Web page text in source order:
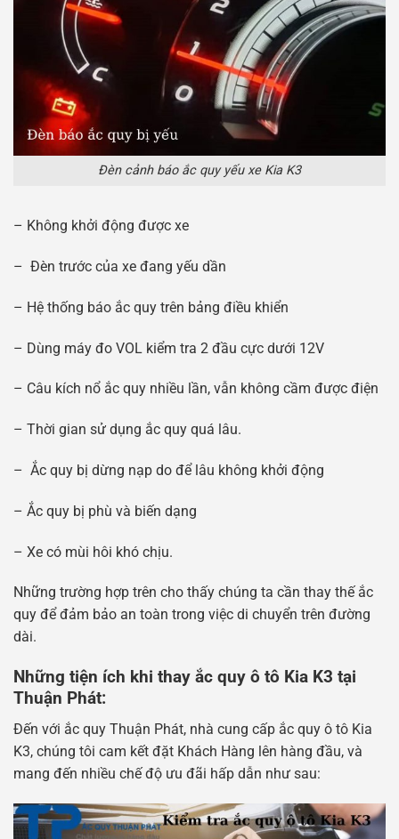
Đèn cảnh báo ắc quy yếu xe Kia K3
– Không khởi động được xe
– Đèn trước của xe đang yếu dần
– Hệ thống báo ắc quy trên bảng điều khiển
– Dùng máy đo VOL kiểm tra 2 đầu cực dưới 12V
– Câu kích nổ ắc quy nhiều lần, vẫn không cầm được điện
– Thời gian sử dụng ắc quy quá lâu.
– Ắc quy bị dừng nạp do để lâu không khởi động
– Ắc quy bị phù và biến dạng
– Xe có mùi hôi khó chịu.
Những trường hợp trên cho thấy chúng ta cần thay thế ắc
quy để đảm bảo an toàn trong việc di chuyển trên đường
dài.
Những tiện ích khi thay ắc quy ô tô Kia K3 tại
Thuận Phát:
Đến với ắc quy Thuận Phát, nhà cung cấp ắc quy ô tô Kia
K3, chúng tôi cam kết đặt Khách Hàng lên hàng đầu, và
mang đến nhiều chế độ ưu đãi hấp dẫn như sau: